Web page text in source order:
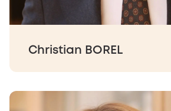
Christian BOREL